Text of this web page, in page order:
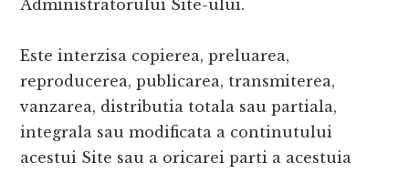
Administratorului Site-ului.
Este interzisa copierea, preluarea,
reproducerea, publicarea, transmiterea,
vanzarea, distributia totala sau partiala,
integrala sau modificata a continutului
acestui Site sau a oricarei parti a acestuia